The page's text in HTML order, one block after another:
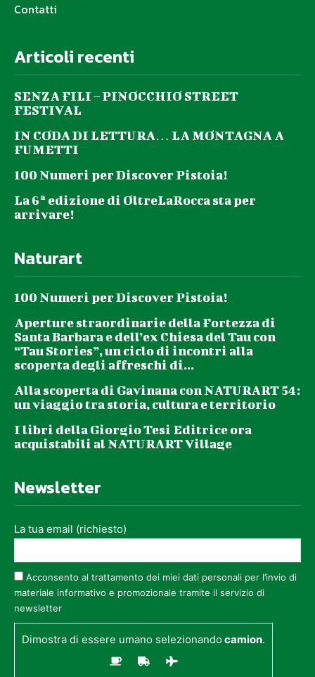
Contatti
Articoli recenti
SENZA FILI – PINOCCHIO STREET
FESTIVAL
IN CODA DI LETTURA… LA MONTAGNA A
FUMETTI
100 Numeri per Discover Pistoia!
La 6ª edizione di OltreLaRocca sta per
arrivare!
Naturart
100 Numeri per Discover Pistoia!
Aperture straordinarie della Fortezza di
Santa Barbara e dell’ex Chiesa del Tau con
“Tau Stories”, un ciclo di incontri alla
scoperta degli affreschi di...
Alla scoperta di Gavinana con NATURART 54:
un viaggio tra storia, cultura e territorio
I libri della Giorgio Tesi Editrice ora
acquistabili al NATURART Village
Newsletter
La tua email (richiesto)
Acconsento al trattamento dei miei dati personali per l’invio di
materiale informativo e promozionale tramite il servizio di
newsletter
Dimostra di essere umano selezionandocamion.